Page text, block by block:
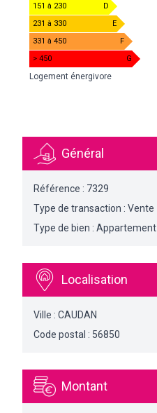
151 à 230
D
231 à 330
E
331 à 450
F
> 450
G
Logement énergivore
Général
Référence : 7329
Type de transaction : Vente
Type de bien : Appartement
Localisation
Ville : CAUDAN
Code postal : 56850
Montant